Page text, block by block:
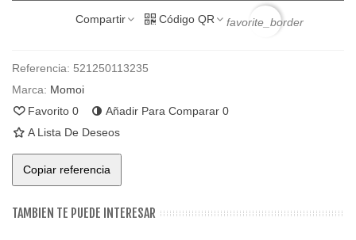
Compartir Código QR favorite_border
Referencia: 521250113235
Marca: Momoi
Favorito 0 Añadir Para Comparar 0
A Lista De Deseos
Copiar referencia
TAMBIEN TE PUEDE INTERESAR